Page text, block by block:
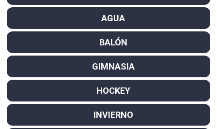
AGUA
BALÓN
GIMNASIA
HOCKEY
INVIERNO